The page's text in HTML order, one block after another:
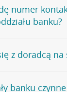
naszego banku,
, na której
numer
banku?
nie udostępnia
bankowej.
w placówce
z doradcą na
banku czynne